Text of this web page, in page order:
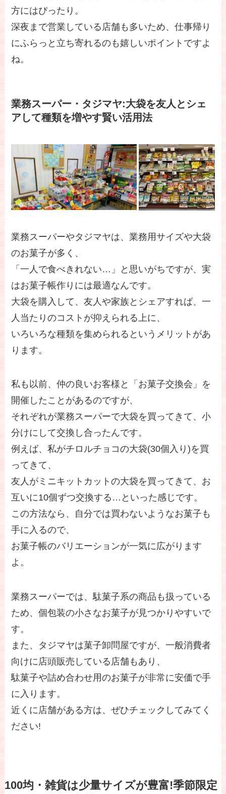
方にはぴったり。
深夜まで営業している店舗も多いため、仕事帰り
にふらっと立ち寄れるのも嬉しいポイントですよ
ね。
業務スーパー・タジマヤ:大袋を友人とシェ
アして種類を増やす賢い活用法
業務スーパーやタジマヤは、業務用サイズや大袋
のお菓子が多く、
「一人で食べきれない…」と思いがちですが、実
はお菓子帳作りには最適なんです。
大袋を購入して、友人や家族とシェアすれば、一
人当たりのコストが抑えられる上に、
いろいろな種類を集められるというメリットがあ
ります。
私も以前、仲の良いお客様と「お菓子交換会」を
開催したことがあるのですが、
それぞれが業務スーパーで大袋を買ってきて、小
分けにして交換し合ったんです。
例えば、私がチロルチョコの大袋(30個入り)を買
ってきて、
友人がミニキットカットの大袋を買ってきて、お
互いに10個ずつ交換する…といった感じです。
この方法なら、自分では買わないようなお菓子も
手に入るので、
お菓子帳のバリエーションが一気に広がります
よ。
業務スーパーでは、駄菓子系の商品も扱っている
ため、個包装の小さなお菓子が見つかりやすいで
す。
また、タジマヤは菓子卸問屋ですが、一般消費者
向けに店頭販売している店舗もあり、
駄菓子や詰め合わせ用のお菓子が非常に安価で手
に入ります。
近くに店舗がある方は、ぜひチェックしてみてく
ださい!
100均・雑貨は少量サイズが豊富!季節限定